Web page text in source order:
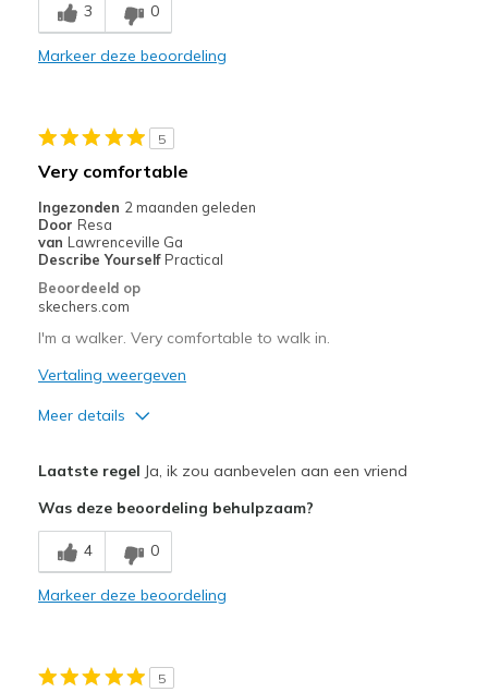
Durable
Casual Wear
Sizing
Feels true to size
View On Shoes
3 0
Markeer deze beoordeling
5
Very comfortable
Ingezonden 2 maanden geleden
Door Resa
van Lawrenceville Ga
Describe Yourself Practical
Beoordeeld op
skechers.com
I'm a walker. Very comfortable to walk in.
Vertaling weergeven
Meer details
Comfortable
Beste toepassingen
Casual Wear
Sizing
Feels true to size
Laatste regel Ja, ik zou aanbevelen aan een vriend
Was deze beoordeling behulpzaam?
4 0
Markeer deze beoordeling
5